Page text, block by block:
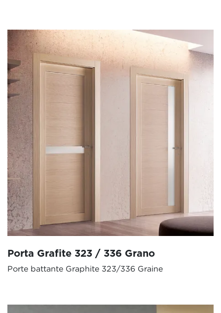
Porta Grafite 323 / 336 Grano
Porte battante Graphite 323/336 Graine